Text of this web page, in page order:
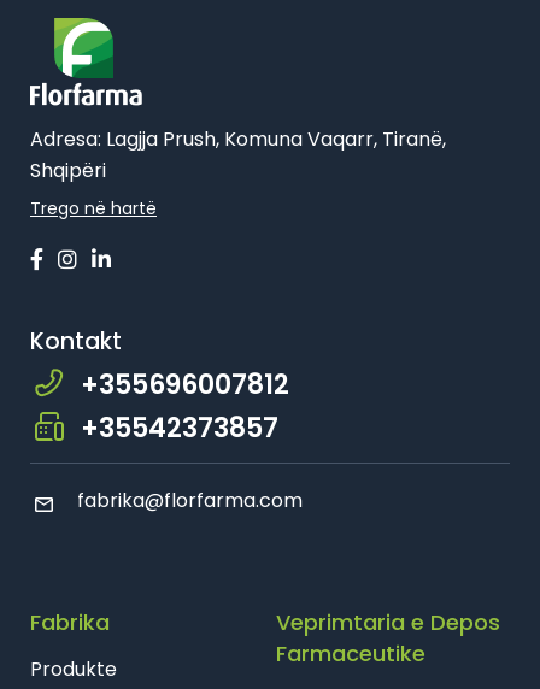
Adresa: Lagjja Prush, Komuna Vaqarr, Tiranë,
Shqipëri
Trego në hartë
Kontakt
+355696007812
+35542373857
fabrika@florfarma.com
Fabrika
Produkte
Veprimtaria e Depos
Farmaceutike